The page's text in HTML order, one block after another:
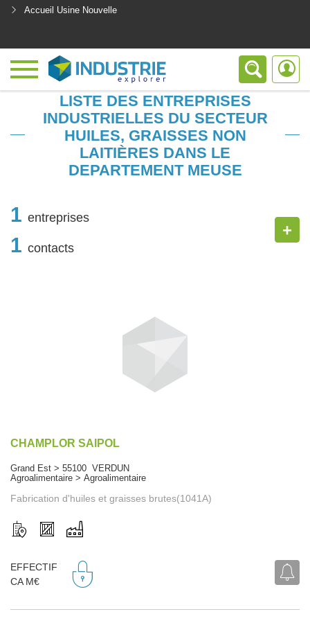
Accueil Usine Nouvelle
LISTE DES ENTREPRISES
INDUSTRIELLES DU SECTEUR
HUILES, GRAISSES NON
LAITIÈRES DANS LE
DEPARTEMENT MEUSE
1 entreprises
1 contacts
+
CHAMPLOR SAIPOL
Grand Est > 55100 VERDUN
Agroalimentaire > Agroalimentaire
Fabrication d'huiles et graisses brutes(1041A)
EFFECTIF
CA M€